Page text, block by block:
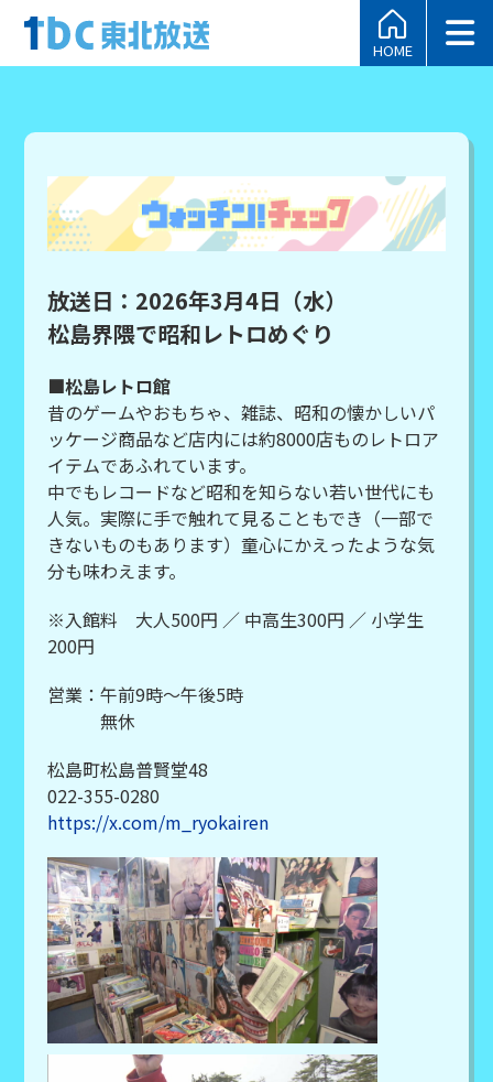
HOME
放送日：2026年3月4日（水）
松島界隈で昭和レトロめぐり
■松島レトロ館
昔のゲームやおもちゃ、雑誌、昭和の懐かしいパ
ッケージ商品など店内には約8000店ものレトロア
イテムであふれています。
中でもレコードなど昭和を知らない若い世代にも
人気。実際に手で触れて見ることもでき（一部で
きないものもあります）童心にかえったような気
分も味わえます。
※入館料 大人500円 ／ 中高生300円 ／ 小学生
200円
営業：午前9時～午後5時
無休
松島町松島普賢堂48
022-355-0280
https://x.com/m_ryokairen